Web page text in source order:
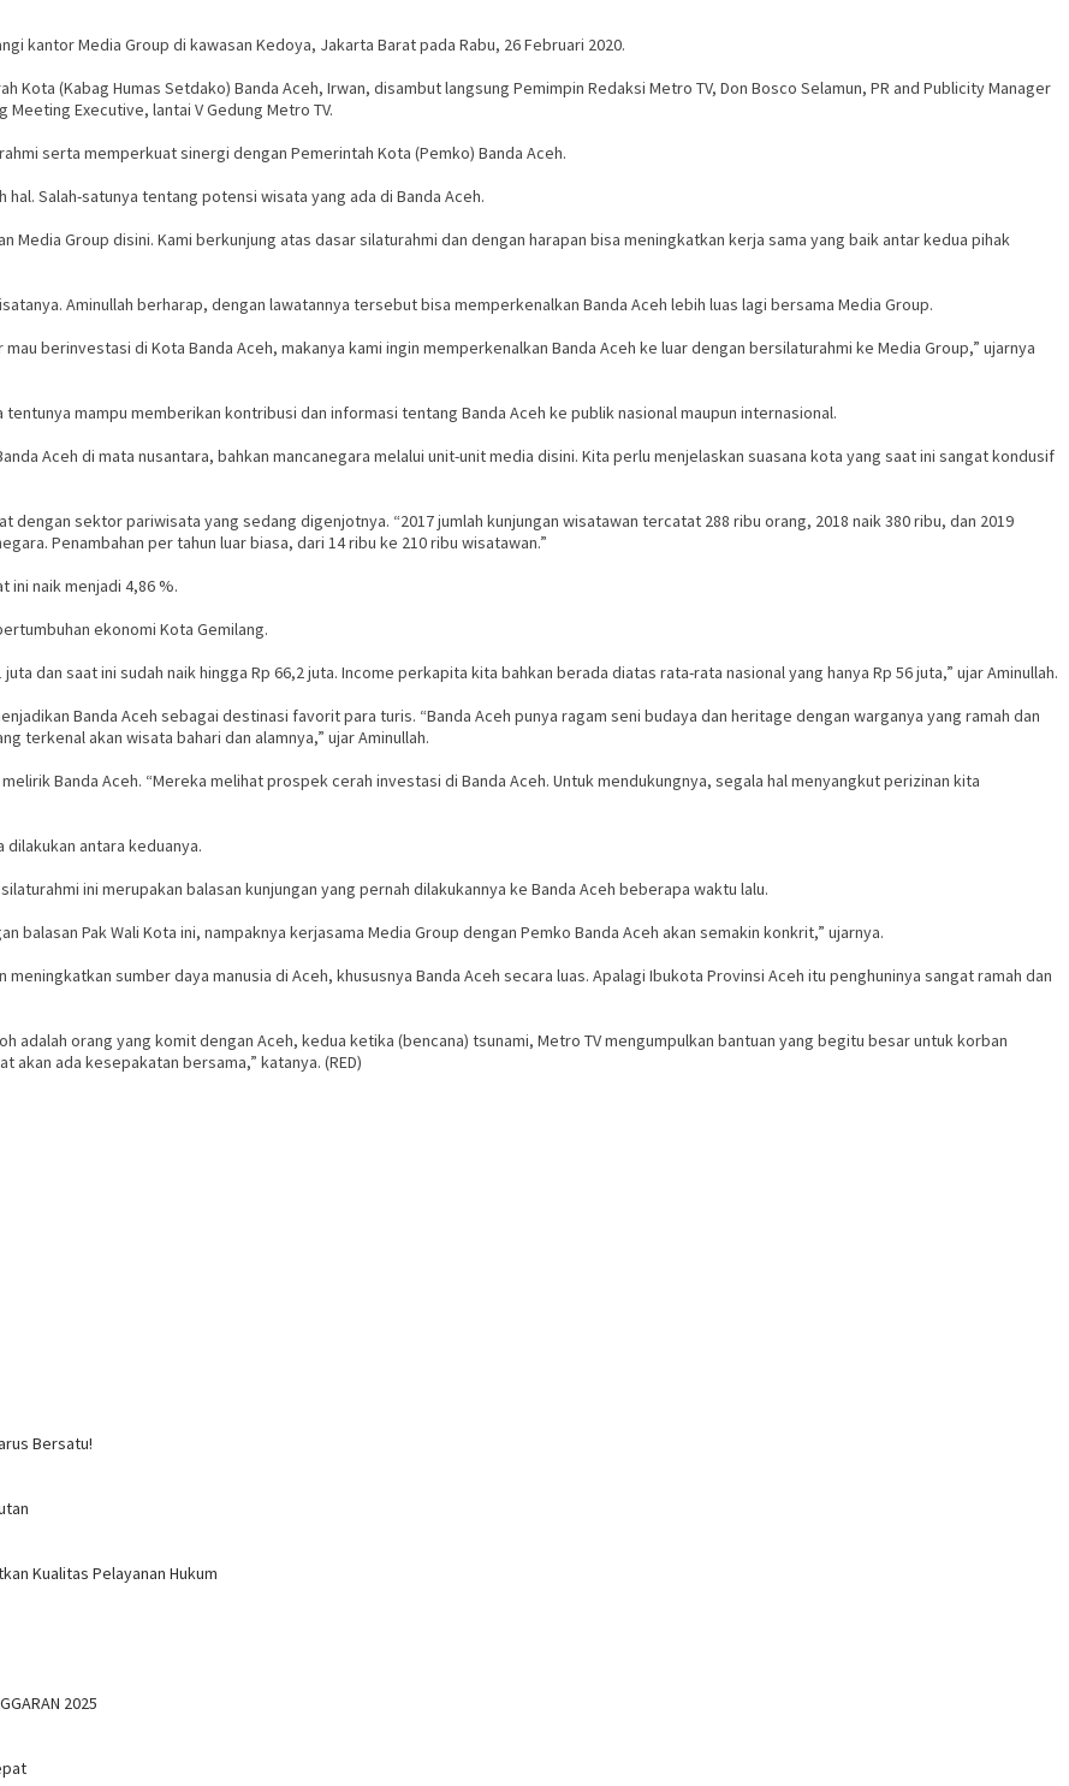
kantor Media Group di kawasan Kedoya, Jakarta Barat pada Rabu, 26 Februari 2020.
Kota (Kabag Humas Setdako) Banda Aceh, Irwan, disambut langsung Pemimpin Redaksi Metro TV, Don Bosco Selamun, PR and Publicity Manager
Executive, lantai V Gedung Metro TV.
serta memperkuat sinergi dengan Pemerintah Kota (Pemko) Banda Aceh.
Salah-satunya tentang potensi wisata yang ada di Banda Aceh.
Group disini. Kami berkunjung atas dasar silaturahmi dan dengan harapan bisa meningkatkan kerja sama yang baik antar kedua pihak
Aminullah berharap, dengan lawatannya tersebut bisa memperkenalkan Banda Aceh lebih luas lagi bersama Media Group.
berinvestasi di Kota Banda Aceh, makanya kami ingin memperkenalkan Banda Aceh ke luar dengan bersilaturahmi ke Media Group,” ujarnya
mampu memberikan kontribusi dan informasi tentang Banda Aceh ke publik nasional maupun internasional.
Aceh di mata nusantara, bahkan mancanegara melalui unit-unit media disini. Kita perlu menjelaskan suasana kota yang saat ini sangat kondusif
sektor pariwisata yang sedang digenjotnya. “2017 jumlah kunjungan wisatawan tercatat 288 ribu orang, 2018 naik 380 ribu, dan 2019
Penambahan per tahun luar biasa, dari 14 ribu ke 210 ribu wisatawan.”
ini naik menjadi 4,86 %.
ekonomi Kota Gemilang.
dan saat ini sudah naik hingga Rp 66,2 juta. Income perkapita kita bahkan berada diatas rata-rata nasional yang hanya Rp 56 juta,” ujar Aminullah.
Banda Aceh sebagai destinasi favorit para turis. “Banda Aceh punya ragam seni budaya dan heritage dengan warganya yang ramah dan
terkenal akan wisata bahari dan alamnya,” ujar Aminullah.
Banda Aceh. “Mereka melihat prospek cerah investasi di Banda Aceh. Untuk mendukungnya, segala hal menyangkut perizinan kita
antara keduanya.
ini merupakan balasan kunjungan yang pernah dilakukannya ke Banda Aceh beberapa waktu lalu.
balasan Pak Wali Kota ini, nampaknya kerjasama Media Group dengan Pemko Banda Aceh akan semakin konkrit,” ujarnya.
sumber daya manusia di Aceh, khususnya Banda Aceh secara luas. Apalagi Ibukota Provinsi Aceh itu penghuninya sangat ramah dan
adalah orang yang komit dengan Aceh, kedua ketika (bencana) tsunami, Metro TV mengumpulkan bantuan yang begitu besar untuk korban
ada kesepakatan bersama,” katanya. (RED)
Bersatu!
Kualitas Pelayanan Hukum
2025